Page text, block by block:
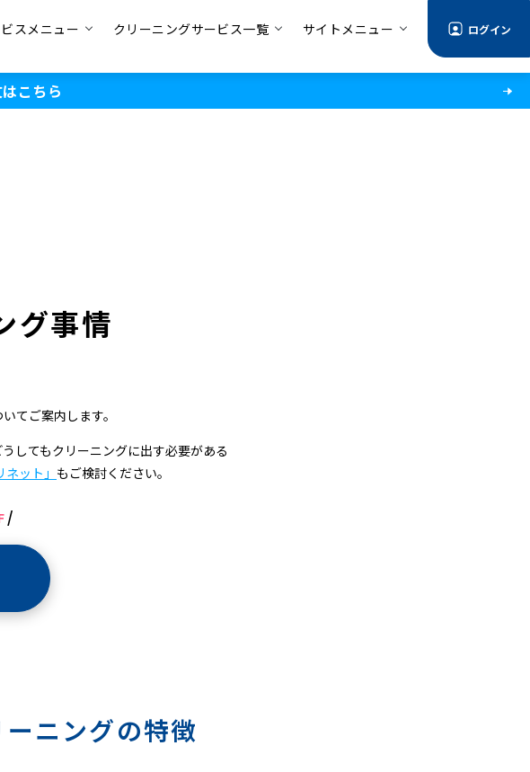
スメニュー クリーニングサービス一覧 サイトメニュー ログイン
こちら
グ事情
てご案内します。
してもクリーニングに出す必要がある
ット」 もご検討ください。
/
ニングの特徴